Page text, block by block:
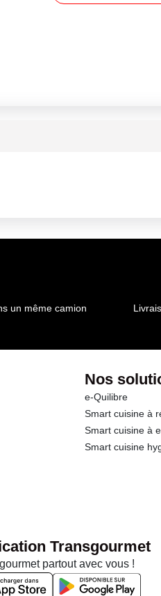
un même camion
Nos
e-Quilibre
Smart cuisine à
Smart cuisine à
Smart cuisine
Transgourmet
partout avec vous !